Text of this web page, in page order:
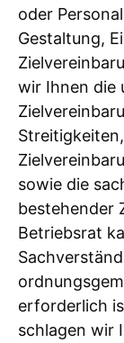
oder
Gestaltung,
wir Ihnen die
sowie die
bestehender
Betriebsrat
erforderlich
schlagen wir